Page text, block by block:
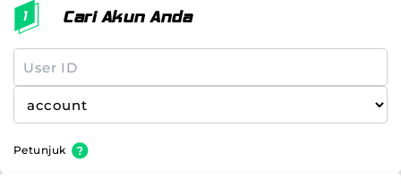
Cari Akun Anda
Petunjuk